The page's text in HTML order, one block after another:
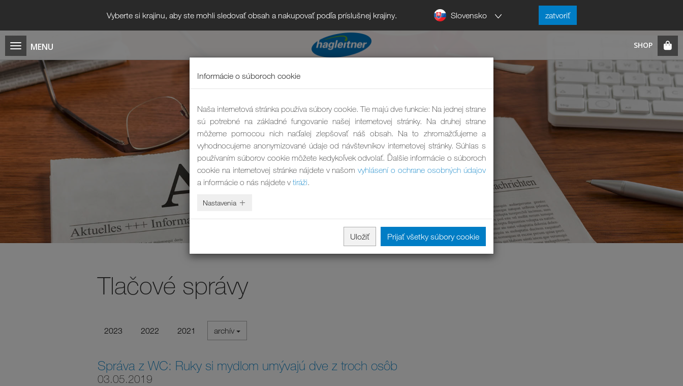
Vyberte si krajinu, aby ste mohli sledovať obsah a nakupovať podľa príslušnej krajiny. Slovensko zatvoriť
Tlačové správy
2023 2022 2021 archív
Správa z WC: Ruky si mydlom umývajú dve z troch osôb
03.05.2019
Informácie o súboroch cookie
Naša internetová stránka používa súbory cookie. Tie majú dve funkcie: Na jednej strane
sú potrebné na základné fungovanie našej internetovej stránky. Na druhej strane
môžeme pomocou nich naďalej zlepšovať náš obsah. Na to zhromažďujeme a
vyhodnocujeme anonymizované údaje od návštevníkov internetovej stránky. Súhlas s
používaním súborov cookie môžete kedykoľvek odvolať. Ďalšie informácie o súboroch
cookie na internetovej stránke nájdete v našomvyhlásení o ochrane osobných údajov
a informácie o nás nájdete v tiráži.
Nastavenia
Uložiť Prijať všetky súbory cookie